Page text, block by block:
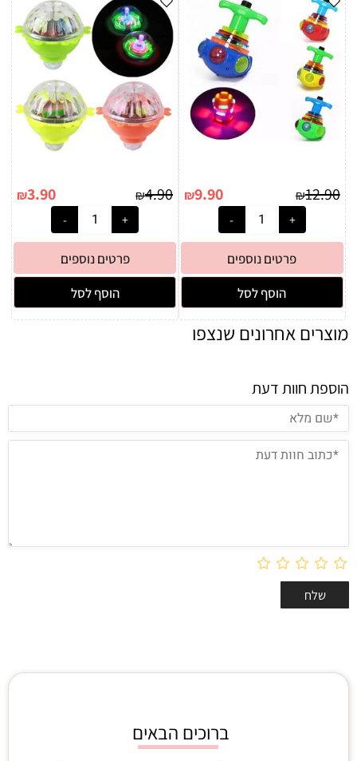
₪12.90
₪9.90
פרטים נוספים
הוסף לסל
₪4.90
₪3.90
פרטים נוספים
הוסף לסל
מוצרים אחרונים שנצפו
הוספת חוות דעת
ברוכים הבאים